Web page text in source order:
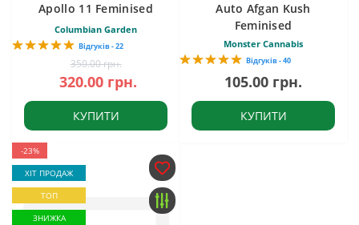
Apollo 11 Feminised
Columbian Garden
Відгуків - 22
350.00 грн.
320.00 грн.
КУПИТИ
Auto Afgan Kush
Feminised
Monster Cannabis
Відгуків - 40
105.00 грн.
КУПИТИ
-23%
ХІТ ПРОДАЖ
ТОП
ЗНИЖКА